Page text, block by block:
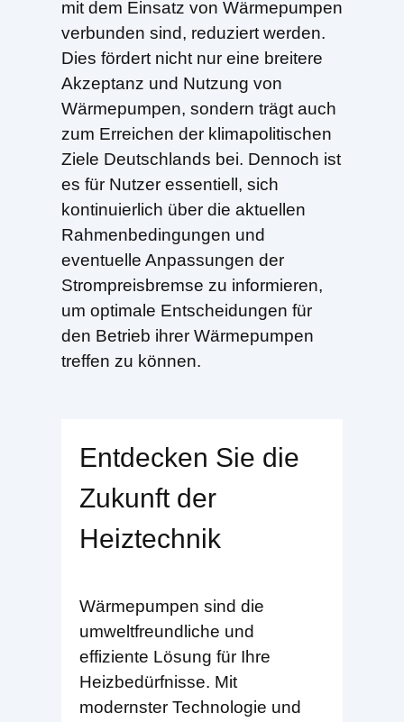
mit dem Einsatz von Wärmepumpen
verbunden sind, reduziert werden.
Dies fördert nicht nur eine breitere
Akzeptanz und Nutzung von
Wärmepumpen, sondern trägt auch
zum Erreichen der klimapolitischen
Ziele Deutschlands bei. Dennoch ist
es für Nutzer essentiell, sich
kontinuierlich über die aktuellen
Rahmenbedingungen und
eventuelle Anpassungen der
Strompreisbremse zu informieren,
um optimale Entscheidungen für
den Betrieb ihrer Wärmepumpen
treffen zu können.
Entdecken Sie die
Zukunft der
Heiztechnik
Wärmepumpen sind die
umweltfreundliche und
effiziente Lösung für Ihre
Heizbedürfnisse. Mit
modernster Technologie und